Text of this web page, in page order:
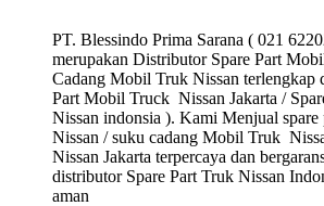
PT. Blessindo Prima Sarana ( 021
merupakan Distributor Spare Part
Cadang Mobil Truk Nissan terlengkap
Part Mobil Truck Nissan Jakarta /
Nissan indonsia ). Kami Menjual
Nissan / suku cadang Mobil Truk
Nissan Jakarta terpercaya dan
distributor Spare Part Truk Nissan
aman